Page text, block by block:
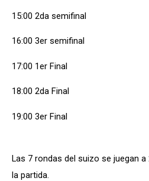
15:00 2da semifinal
16:00 3er semifinal
17:00 1er Final
18:00 2da Final
19:00 3er Final
Las 7 rondas del suizo se juegan
la partida.